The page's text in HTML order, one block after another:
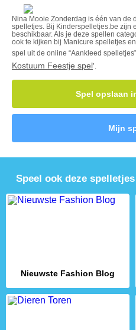
Nina Mooie Zonderdag is één van de
spelletjes. Bij Kinderspelletjes.be zijn
beschikbaar. Als je deze spellen
ook te kijken bij Manicure spelletjes
spel uit de online “Aankleed
Kostuum Feestje spel’.
Spel opslaan
Mijn
Speel ook deze spelletjes
Nieuwste Fashion Blog